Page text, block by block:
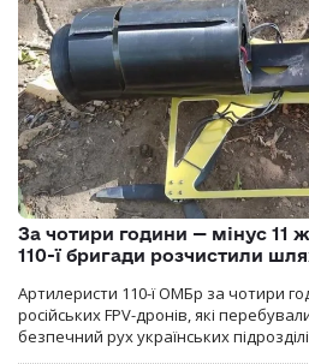
За чотири години — мінус 11
110-ї бригади розчистили
Артилеристи 110-ї ОМБр за чотири
російських FPV-дронів, які
безпечний рух українських